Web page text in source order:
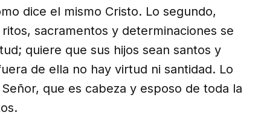
dice el mismo Cristo. Lo segundo,
sacramentos y determinaciones se
quiere que sus hijos sean santos y
de ella no hay virtud ni santidad. Lo
que es cabeza y esposo de toda la